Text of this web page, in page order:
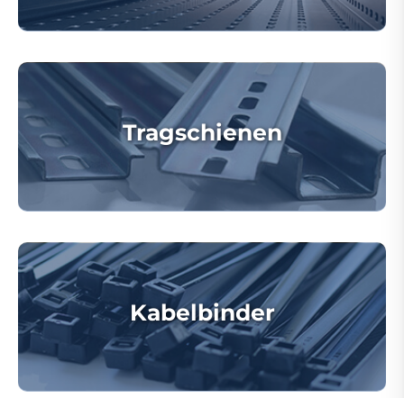
Tragschienen
Kabelbinder